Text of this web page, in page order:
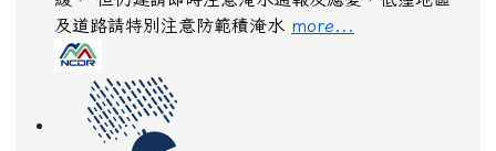
2026-08-09, 13:15
中央氣象署